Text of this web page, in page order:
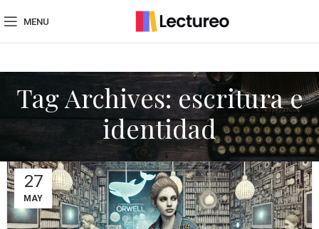
MENU
Tag Archives: escritura e
identidad
27
MAY